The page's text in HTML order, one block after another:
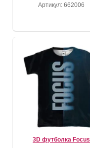
Артикул: 662006
3D футболка Focus